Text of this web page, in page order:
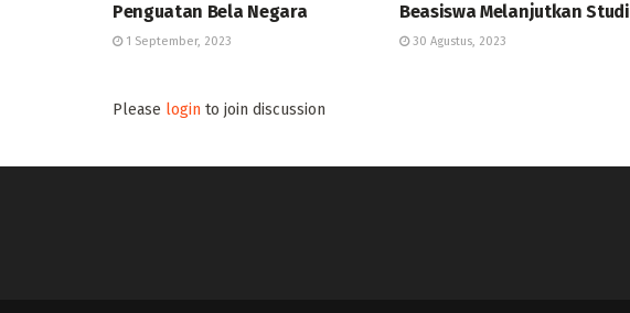
Penguatan Bela Negara
1 September, 2023
Beasiswa Melanjutkan Studi
30 Agustus, 2023
Please login to join discussion